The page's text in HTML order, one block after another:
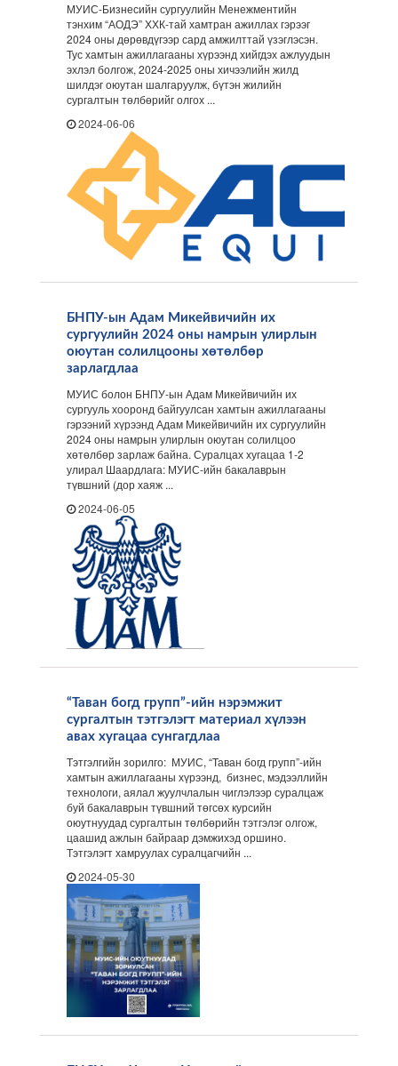
МУИС-Бизнесийн сургуулийн Менежментийн
тэнхим “АОДЭ” ХХК-тай хамтран ажиллах гэрээг
2024 оны дөрөвдүгээр сард амжилттай үзэглэсэн.
Тус хамтын ажиллагааны хүрээнд хийгдэх ажлуудын
эхлэл болгож, 2024-2025 оны хичээлийн жилд
шилдэг оюутан шалгаруулж, бүтэн жилийн
сургалтын төлбөрийг олгох ...
2024-06-06
БНПУ-ын Адам Микейвичийн их
сургуулийн 2024 оны намрын улирлын
оюутан солилцооны хөтөлбөр
зарлагдлаа
МУИС болон БНПУ-ын Адам Микейвичийн их
сургууль хооронд байгуулсан хамтын ажиллагааны
гэрээний хүрээнд Адам Микейвичийн их сургуулийн
2024 оны намрын улирлын оюутан солилцоо
хөтөлбөр зарлаж байна. Суралцах хугацаа 1-2
улирал Шаардлага: МУИС-ийн бакалаврын
түвшний (дор хаяж ...
2024-06-05
“Таван богд групп”-ийн нэрэмжит
сургалтын тэтгэлэгт материал хүлээн
авах хугацаа сунгагдлаа
Тэтгэлгийн зорилго: МУИС, “Таван богд групп”-ийн
хамтын ажиллагааны хүрээнд, бизнес, мэдээллийн
технологи, аялал жуулчлалын чиглэлээр суралцаж
буй бакалаврын түвшний төгсөх курсийн
оюутнуудад сургалтын төлбөрийн тэтгэлэг олгож,
цаашид ажлын байраар дэмжихэд оршино.
Тэтгэлэгт хамруулах суралцагчийн ...
2024-05-30